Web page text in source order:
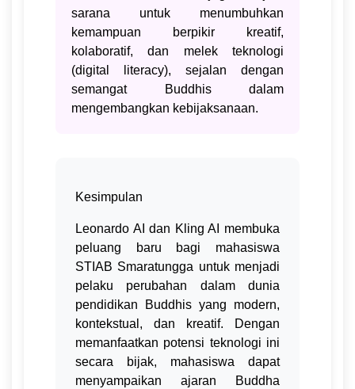
sarana untuk menumbuhkan
kemampuan berpikir kreatif,
kolaboratif, dan melek teknologi
(digital literacy), sejalan dengan
semangat Buddhis dalam
mengembangkan kebijaksanaan.
Kesimpulan
Leonardo AI dan Kling AI membuka
peluang baru bagi mahasiswa
STIAB Smaratungga untuk menjadi
pelaku perubahan dalam dunia
pendidikan Buddhis yang modern,
kontekstual, dan kreatif. Dengan
memanfaatkan potensi teknologi ini
secara bijak, mahasiswa dapat
menyampaikan ajaran Buddha